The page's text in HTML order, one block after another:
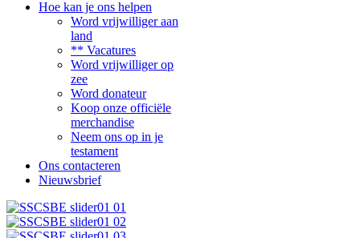
Hoe kan je ons helpen
Word vrijwilliger aan
land
** Vacatures
Word vrijwilliger op
zee
Word donateur
Koop onze officiële
merchandise
Neem ons op in je
testament
Ons contacteren
Nieuwsbrief